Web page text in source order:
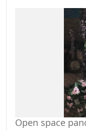
Open space